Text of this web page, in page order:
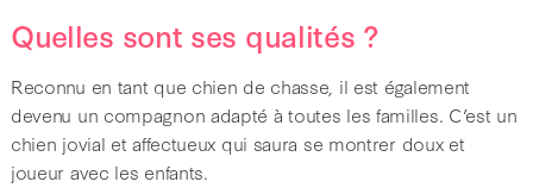
Quelles sont ses qualités ?
Reconnu en tant que chien de chasse, il est également
devenu un compagnon adapté à toutes les familles. C’est un
chien jovial et affectueux qui saura se montrer doux et
joueur avec les enfants.